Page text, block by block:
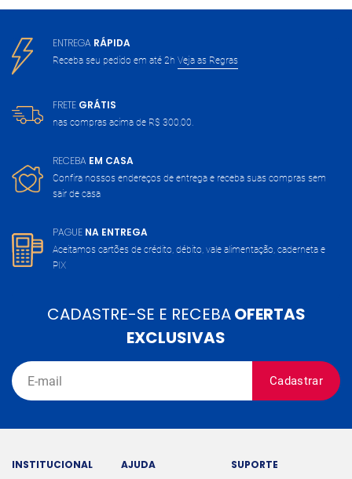
ENTREGA RÁPIDA
Receba seu pedido em até 2h Veja as Regras
FRETE GRÁTIS
nas compras acima de R$ 300,00.
RECEBA EM CASA
Confira nossos endereços de entrega e receba suas compras sem
sair de casa
PAGUE NA ENTREGA
Aceitamos cartões de crédito, débito, vale alimentação, caderneta e
PIX
CADASTRE-SE E RECEBAOFERTAS
EXCLUSIVAS
Cadastrar
INSTITUCIONAL AJUDA SUPORTE